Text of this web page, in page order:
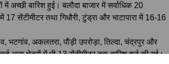
बारिश हुई। बलौदा बाजार में सर्वाधिक 20
सेंटीमीटर तथा गिधौरी, टुंड्रा और भाटापारा में 16-16
भटगांव, अकलतरा, पौड़ी उपरोड़ा, तिल्दा, चंद्रपुर और
अन्य क्षेत्रों में भी 13 सेंटीमीटर तक बारिश दर्ज की गई।